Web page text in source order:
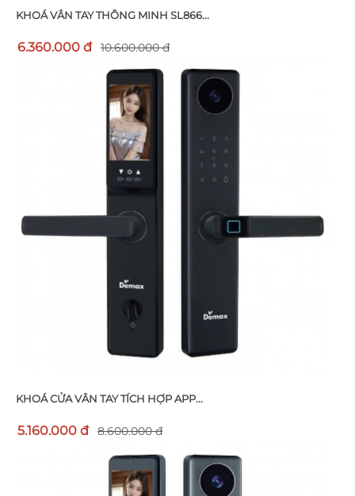
KHOÁ VÂN TAY THÔNG MINH SL866...
6.360.000 đ 10.600.000 đ
KHOÁ CỬA VÂN TAY TÍCH HỢP APP...
5.160.000 đ 8.600.000 đ